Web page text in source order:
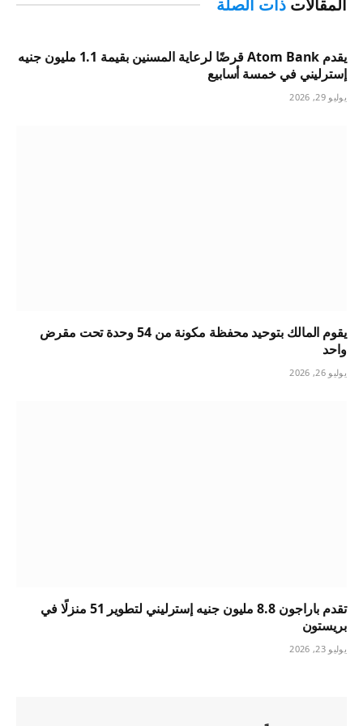
يقدم Atom Bank قرضًا لرعاية المسنين بقيمة 1.1 مليون جنيه
إسترليني في خمسة أسابيع
يوليو 29, 2026
يقوم المالك بتوحيد محفظة مكونة من 54 وحدة تحت مقرض
واحد
يوليو 26, 2026
تقدم باراجون 8.8 مليون جنيه إسترليني لتطوير 51 منزلًا في
بريستون
يوليو 23, 2026